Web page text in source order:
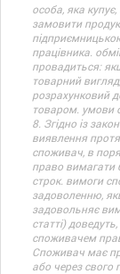
особа, яка
замовити
працівника.
провадиться:
товарний
розрахунковий
товаром. умови
8. Згідно із
виявлення
споживач, в
право вимагати
строк. вимоги
задоволенню,
задовольняє
статті)
споживачем
Споживач має
або через свого